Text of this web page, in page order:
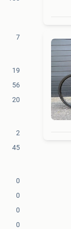
7
19
56
20
2
45
0
0
0
0